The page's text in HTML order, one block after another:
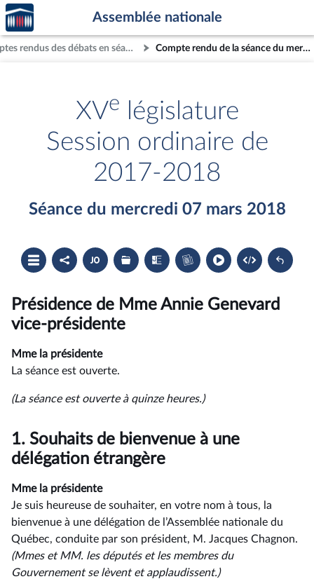
Aller au contenu
Aller en bas de la page
Accèder
à la
page
d'accueil
Assemblée nationale
Comptes rendus des débats en séance Compte rendu de la séance du mercredi 07 mars 2018
XVe
législature
Session ordinaire de
2017-2018
Séance du mercredi 07 mars 2018
Ouvrir
le
sommaire
Partager
le
compte
Accéder
au
document
du
compte
rendu
Les
dossiers
législatifs
Les
textes
examinés
Accéder
au
cahier
Présidence de Mme Annie Genevard
vice-présidente
Mme la présidente
La séance est ouverte.
(La séance est ouverte à quinze heures.)
1. Souhaits de bienvenue à une
délégation étrangère
Mme la présidente
Je suis heureuse de souhaiter, en votre nom à tous, la
bienvenue à une délégation de l’Assemblée nationale du
Québec, conduite par son président, M. Jacques Chagnon.
(Mmes et MM. les députés et les membres du
Gouvernement se lèvent et applaudissent.)